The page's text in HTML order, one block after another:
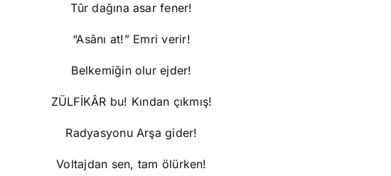
Tûr dağına asar fener!
“Asânı at!” Emri verir!
Belkemiğin olur ejder!
ZÜLFİKÂR bu! Kından çıkmış!
Radyasyonu Arşa gider!
Voltajdan sen, tam ölürken!